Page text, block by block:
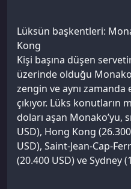
Lüksün başkentleri:
Kong
Kişi başına düşen
üzerinde olduğu
zengin ve aynı
çıkıyor. Lüks konutların
doları aşan Monako’yu,
USD), Hong Kong
USD), Saint-Jean-Cap-
(20.400 USD) ve Sydney